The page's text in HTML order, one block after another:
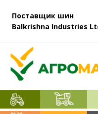
Поставщик шин
Balkrishna Industries